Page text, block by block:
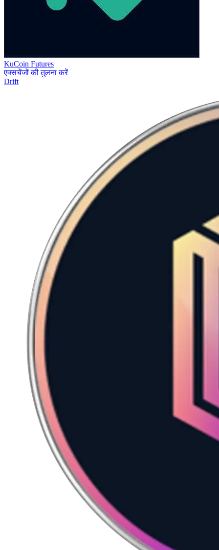
KuCoin Futures
एक्सचेंजों की तुलना करें
Drift